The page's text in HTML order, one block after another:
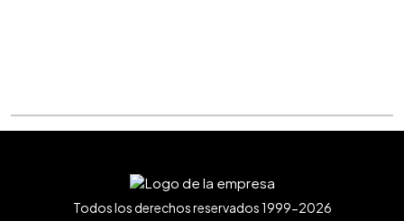
Todos los derechos reservados 1999-2026